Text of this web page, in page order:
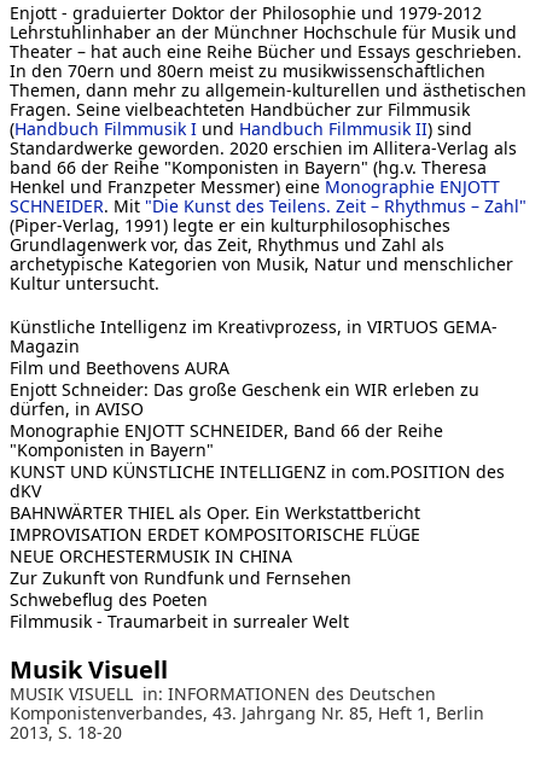
Enjott - graduierter Doktor der Philosophie und 1979-2012
Lehrstuhlinhaber an der Münchner Hochschule für Musik und
Theater – hat auch eine Reihe Bücher und Essays geschrieben.
In den 70ern und 80ern meist zu musikwissenschaftlichen
Themen, dann mehr zu allgemein-kulturellen und ästhetischen
Fragen. Seine vielbeachteten Handbücher zur Filmmusik
(Handbuch Filmmusik I und Handbuch Filmmusik II) sind
Standardwerke geworden. 2020 erschien im Allitera-Verlag als
band 66 der Reihe "Komponisten in Bayern" (hg.v. Theresa
Henkel und Franzpeter Messmer) eine Monographie ENJOTT
SCHNEIDER. Mit "Die Kunst des Teilens. Zeit – Rhythmus – Zahl"
(Piper-Verlag, 1991) legte er ein kulturphilosophisches
Grundlagenwerk vor, das Zeit, Rhythmus und Zahl als
archetypische Kategorien von Musik, Natur und menschlicher
Kultur untersucht.
Künstliche Intelligenz im Kreativprozess, in VIRTUOS GEMA-
Magazin
Film und Beethovens AURA
Enjott Schneider: Das große Geschenk ein WIR erleben zu
dürfen, in AVISO
Monographie ENJOTT SCHNEIDER, Band 66 der Reihe
"Komponisten in Bayern"
KUNST UND KÜNSTLICHE INTELLIGENZ in com.POSITION des
dKV
BAHNWÄRTER THIEL als Oper. Ein Werkstattbericht
IMPROVISATION ERDET KOMPOSITORISCHE FLÜGE
NEUE ORCHESTERMUSIK IN CHINA
Zur Zukunft von Rundfunk und Fernsehen
Schwebeflug des Poeten
Filmmusik - Traumarbeit in surrealer Welt
Musik Visuell
MUSIK VISUELL in: INFORMATIONEN des Deutschen
Komponistenverbandes, 43. Jahrgang Nr. 85, Heft 1, Berlin
2013, S. 18-20